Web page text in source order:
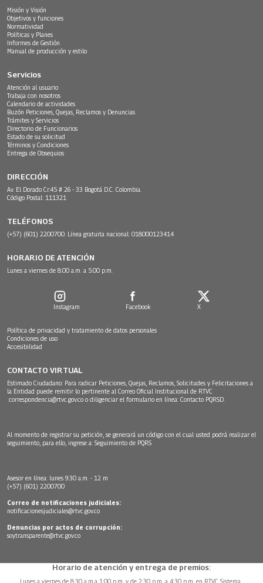
Misión y Visión
Objetivos y funciones
Normatividad
Políticas y Planes
Informes de Gestión
Manual de producción y estilo
Servicios
Atención al usuario
Trabaja con nosotros
Calendario de actividades
Buzón Peticiones, Quejas, Reclamos y Denuncias
Trámites y Servicios
Directorio de Funcionarios
Estado de su solicitud
Términos y Condiciones
Entrega de Obsequios
DIRECCIÓN
Av. El Dorado Cr.45 # 26 - 33 Bogotá D.C. Colombia.
Código Postal: 111321
TELÉFONOS
(+57) (601) 2200700. Línea gratuita nacional: 018000123414
HORARIO DE ATENCIÓN
Lunes a viernes de 8:00 a.m. a 5:00 p.m.
Instagram Facebook X
Política de privacidad y tratamiento de datos personales
Condiciones de uso
Accesibilidad
CONTACTO VIRTUAL
Estimado Ciudadano: Para radicar Peticiones, Quejas, Reclamos, Solicitudes y Felicitaciones a
la Entidad puede remitir lo pertinente al Correo Oficial Institucional de RTVC
correspondencia@rtvc.gov.co o diligenciar el formulario en línea: Contacto PQRSD.
Al momento de registrar su petición, se generará un código con el cual usted podrá realizar el
seguimiento, para ello, ingrese a: Seguimiento de PQRS
Asesor en línea: lunes 9:30 a.m. - 12 m
(+57) (601) 2200700
Correo de notificaciones judiciales:
notificacionesjudiciales@rtvc.gov.co
Denuncias por actos de corrupción:
soytransparente@rtvc.gov.co
Horario de atención y entrega de premios:
Lunes a viernes de 8:30 a.m.a 1:00 p.m. y de 2:30 p.m. a 4:30 p.m. en RTVC Sistema